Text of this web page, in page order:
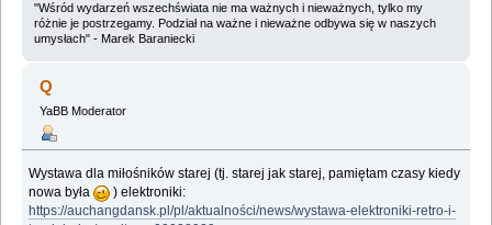
"Wśród wydarzeń wszechświata nie ma ważnych i nieważnych, tylko my
różnie je postrzegamy. Podział na ważne i nieważne odbywa się w naszych
umysłach" - Marek Baraniecki
Q
YaBB Moderator
Wystawa dla miłośników starej (tj. starej jak starej, pamiętam czasy kiedy
nowa była
) elektroniki:
https://auchangdansk.pl/pl/aktualności/news/wystawa-elektroniki-retro-i-